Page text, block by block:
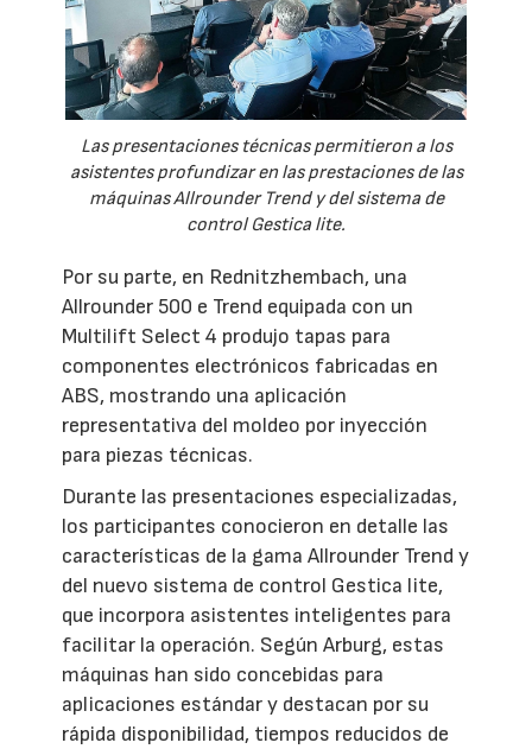
Las presentaciones técnicas permitieron a los
asistentes profundizar en las prestaciones de las
máquinas Allrounder Trend y del sistema de
control Gestica lite.
Por su parte, en Rednitzhembach, una
Allrounder 500 e Trend equipada con un
Multilift Select 4 produjo tapas para
componentes electrónicos fabricadas en
ABS, mostrando una aplicación
representativa del moldeo por inyección
para piezas técnicas.
Durante las presentaciones especializadas,
los participantes conocieron en detalle las
características de la gama Allrounder Trend y
del nuevo sistema de control Gestica lite,
que incorpora asistentes inteligentes para
facilitar la operación. Según Arburg, estas
máquinas han sido concebidas para
aplicaciones estándar y destacan por su
rápida disponibilidad, tiempos reducidos de